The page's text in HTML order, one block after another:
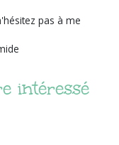
pas à me
intéressé